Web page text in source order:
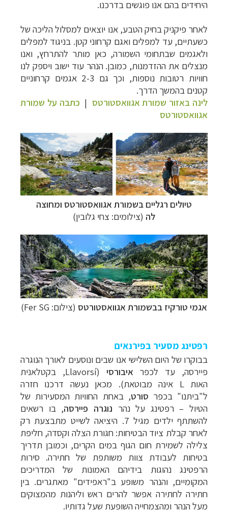
היחידים בהם אנו פוגשים בדרכנו.
לאחר פיקניק בחיק הטבע, אנו יוצאים למסלול הליכה של
כשעתיים, עד למפלים ואגם קרחוני קטן. בניגוד למפלים
ולאגמים שבתחומי השמורה, כאן מותר להתרחץ, ואנו
מנצלים את ההזדמנות, כמובן. הנהר עוד ישוב ויספק לנו
חוויות רטובות נוספות, וכך גם 2-3 אגמים קרחוניים
קטנים בהמשך הדרך.
לינה באזור שמורת אגוואסטורטס | כתבה על שמורת
אגוואסטורטס
טיולים רגליים בשמורת אגוואסטורטס ומחוצה
לה (צילומים: צחי גלובין)
אגמי טורקיז בבשמורת אגוואסטורטס (צילום: Fer SG)
רפטינג מסעיר בפירנאים
בבוקרו של היום השלישי אנו שבים ונוסעים לאורך הנוגרה
פיירסה, עד לכפר איבורסי (
Llavorsí, בקטלאנית
האותL אינה מבוטאת). מכאן נעשה דרכנו חזרה
ל"ביתנו" בכפר סורט, באחת החוויות המסעירות של
הטיול – רפטינג על נהר נוגרה פיירסה, בו רשאים
להשתתף ילדים מגיל 7. היציאה לשייט מתבצעת רק
לאחר קבלת ציוד הבטיחות: חגורת הצלה וקסדה, חליפת
צלילה לשמירת חום הגוף במים הקרים, וכמובן תדריך
בטיחות לעבודת צוות משותפת של חתירה. סירות
הרפטינג נהוגות בידיהם האמונות של המדריכים
המקומיים, והנהר משופע ב"ראפידים" מאתגרים. בין
חתירה לחתירה אפשר להרים ראש וליהנות מהמצוקים
מעל הנהר ומהצמחייה השופעת שעל גדותיו.